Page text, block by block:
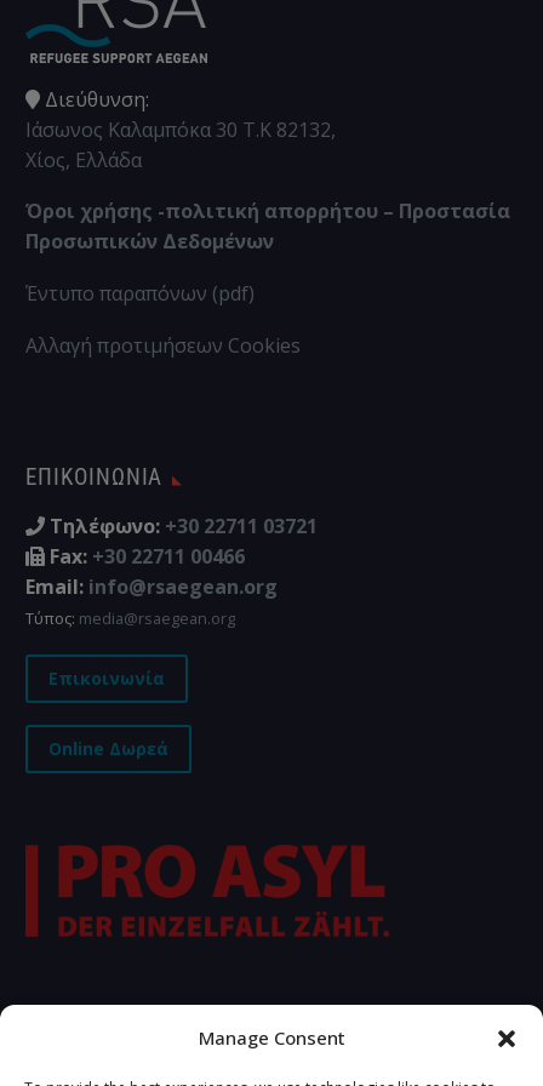
Manage Consent
Διεύθυνση:
Ιάσωνος Καλαμπόκα 30 Τ.Κ 82132,
Χίος, Ελλάδα
Όροι χρήσης -πολιτική απορρήτου – Προστασία
Προσωπικών Δεδομένων
Έντυπο παραπόνων (pdf)
Αλλαγή προτιμήσεων Cookies
ΕΠΙΚΟΙΝΩΝΊΑ
Τηλέφωνο: +30 22711 03721
Fax: +30 22711 00466
Email: info@rsaegean.org
Τύπος: media@rsaegean.org
Επικοινωνία
Online Δωρεά